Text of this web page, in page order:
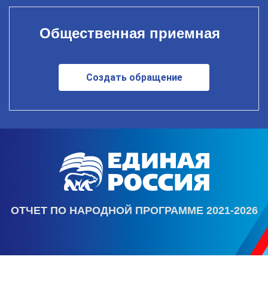
Общественная приемная
Создать обращение
ОТЧЕТ ПО НАРОДНОЙ ПРОГРАММЕ 2021-2026